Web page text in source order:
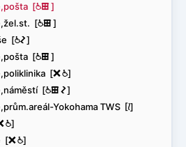
[@æ]
[@æ]
[@ó]
[@æ]
[ë@]
[@æó]
Yokohama TWS [<]
@]
[ë@]